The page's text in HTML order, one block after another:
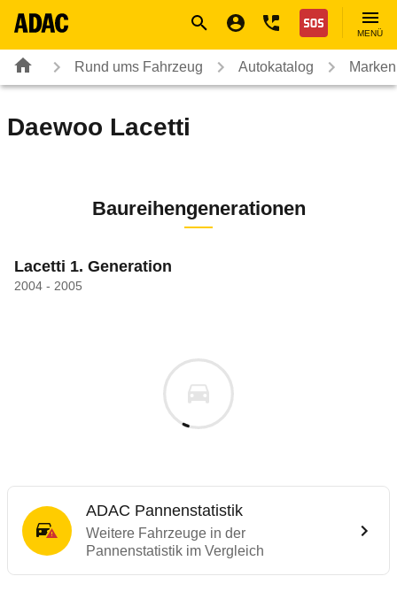
Nothilfe
MENÜ
Rund ums Fahrzeug Autokatalog
Daewoo Lacetti
Baureihengenerationen
Lacetti 1. Generation
2004 - 2005
ADAC Pannenstatistik
Weitere Fahrzeuge in der
Pannenstatistik im Vergleich